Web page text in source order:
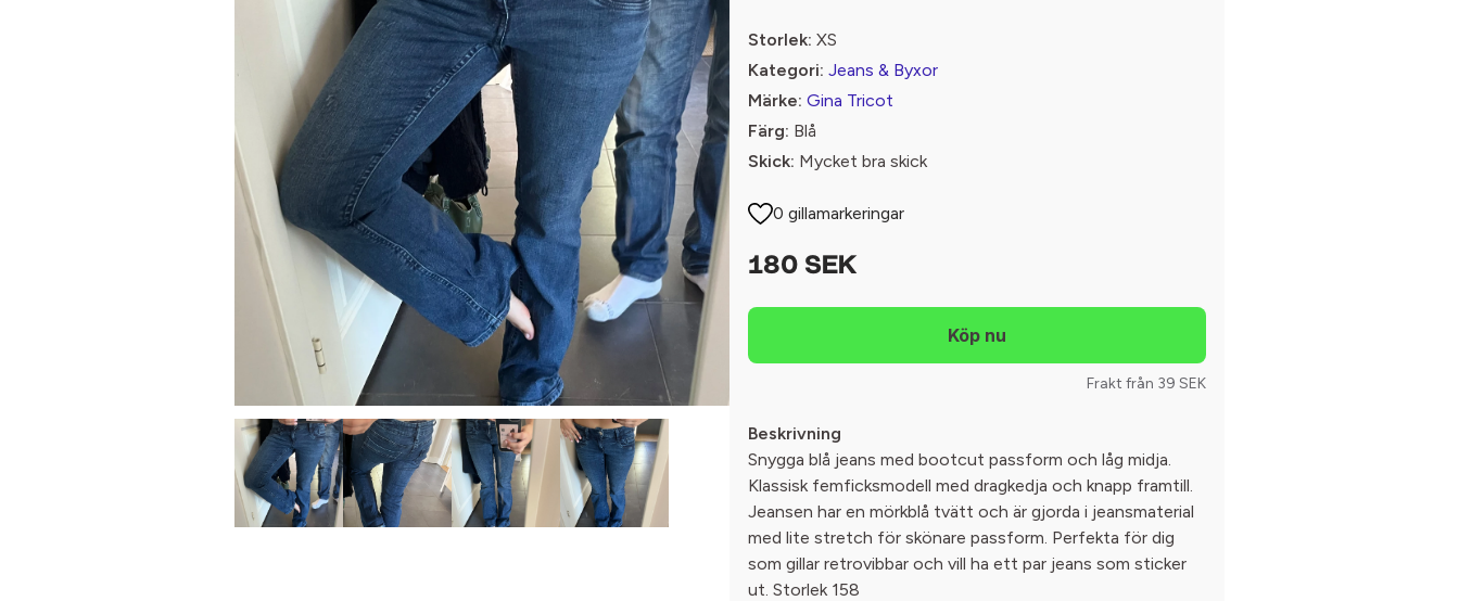
Storlek: XS
Kategori: Jeans & Byxor
Märke: Gina Tricot
Färg: Blå
Skick: Mycket bra skick
0 gillamarkeringar
180 SEK
Frakt från 39 SEK
Beskrivning
Snygga blå jeans med bootcut passform och låg midja.
Klassisk femficksmodell med dragkedja och knapp framtill.
Jeansen har en mörkblå tvätt och är gjorda i jeansmaterial
med lite stretch för skönare passform. Perfekta för dig
som gillar retrovibbar och vill ha ett par jeans som sticker
ut. Storlek 158